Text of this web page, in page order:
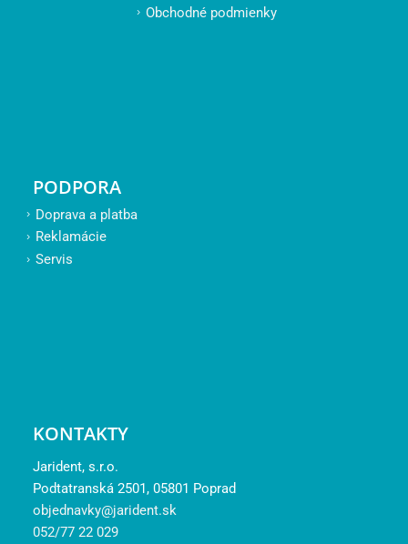
Obchodné podmienky
PODPORA
Doprava a platba
Reklamácie
Servis
KONTAKTY
Jarident, s.r.o.
Podtatranská 2501, 05801 Poprad
objednavky@jarident.sk
052/77 22 029